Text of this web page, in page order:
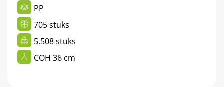
PP
705 stuks
5.508 stuks
COH 36 cm